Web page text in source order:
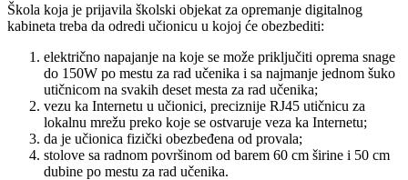
Škola koja je prijavila školski objekat za opremanje digitalnog
kabineta treba da odredi učionicu u kojoj će obezbediti:
električno napajanje na koje se može priključiti oprema snage
do 150W po mestu za rad učenika i sa najmanje jednom šuko
utičnicom na svakih deset mesta za rad učenika;
vezu ka Internetu u učionici, preciznije RJ45 utičnicu za
lokalnu mrežu preko koje se ostvaruje veza ka Internetu;
da je učionica fizički obezbeđena od provala;
stolove sa radnom površinom od barem 60 cm širine i 50 cm
dubine po mestu za rad učenika.